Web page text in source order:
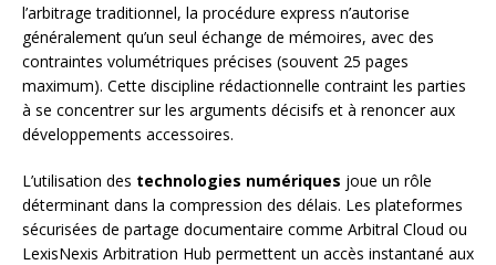
l’arbitrage traditionnel, la procédure express n’autorise
généralement qu’un seul échange de mémoires, avec des
contraintes volumétriques précises (souvent 25 pages
maximum). Cette discipline rédactionnelle contraint les parties
à se concentrer sur les arguments décisifs et à renoncer aux
développements accessoires.
L’utilisation des technologies numériques joue un rôle
déterminant dans la compression des délais. Les plateformes
sécurisées de partage documentaire comme Arbitral Cloud ou
LexisNexis Arbitration Hub permettent un accès instantané aux